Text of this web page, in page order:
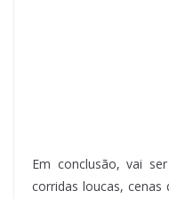
Em conclusão, vai
corridas loucas,